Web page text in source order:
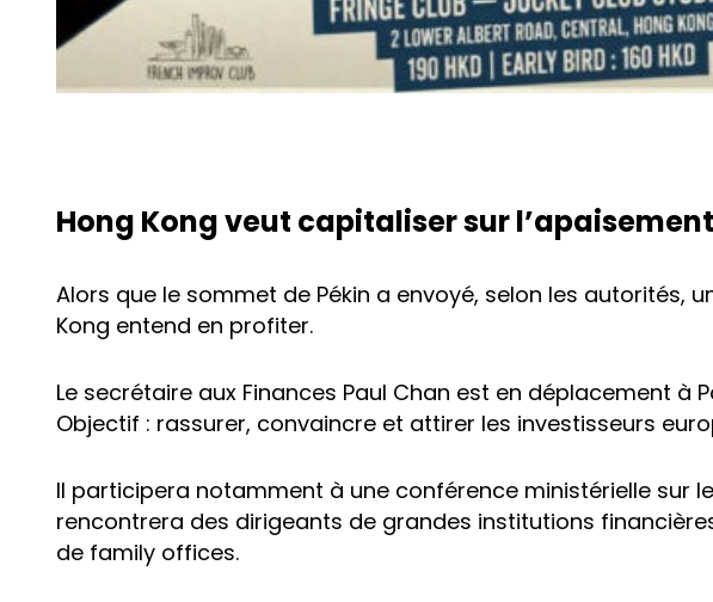
Hong Kong veut capitaliser sur
Alors que le sommet de Pékin a envoyé, selon les autorités,
Kong entend en profiter.
Le secrétaire aux Finances Paul Chan est en déplacement à
Objectif : rassurer, convaincre et attirer les investisseurs
Il participera notamment à une conférence ministérielle sur
rencontrera des dirigeants de grandes institutions
de family offices.